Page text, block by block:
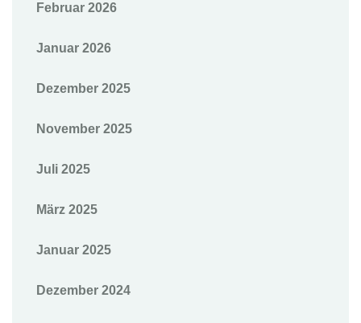
Februar 2026
Januar 2026
Dezember 2025
November 2025
Juli 2025
März 2025
Januar 2025
Dezember 2024